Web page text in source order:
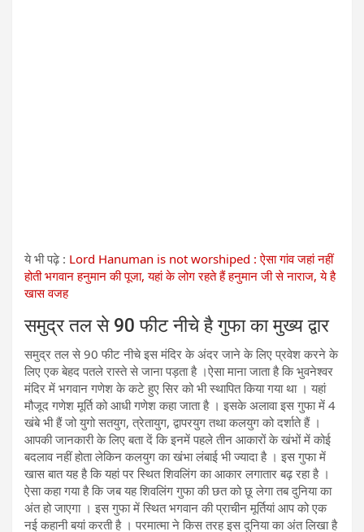
ये भी पढ़े : Lord Hanuman is not worshiped : ऐसा गांव जहां नहीं
होती भगवान हनुमान की पूजा, यहां के लोग रहते हैं हनुमान जी से नाराज, ये है
खास वजह
समुद्र तल से 90 फीट नीचे है गुफा का मुख्य द्वार
समुद्र तल से 90 फीट नीचे इस मंदिर के अंदर जाने के लिए प्रवेश करने के
लिए एक बेहद पतले रास्ते से जाना पड़ता है ।ऐसा माना जाता है कि भुवनेश्वर
मंदिर में भगवान गणेश के कटे हुए सिर को भी स्थापित किया गया था । यहां
मौजूद गणेश मूर्ति को आधी गणेश कहा जाता है । इसके अलावा इस गुफा में 4
खंबे भी हैं जो युगो सतयुग, त्रेतायुग, द्वापरयुग तथा कलयुग को दर्शाते हैं ।
आपकी जानकारी के लिए बता दें कि इनमें पहले तीन आकारों के खंभों में कोई
बदलाव नहीं होता लेकिन कलयुग का खंभा लंबाई भी ज्यादा है । इस गुफा में
खास बात यह है कि यहां पर स्थित शिवलिंग का आकार लगातार बढ़ रहा है ।
ऐसा कहा गया है कि जब यह शिवलिंग गुफा की छत को छू लेगा तब दुनिया का
अंत हो जाएगा । इस गुफा में स्थित भगवान की प्राचीन मूर्तियां आप को एक
नई कहानी बयां करती है । परमात्मा ने किस तरह इस दुनिया का अंत लिखा है